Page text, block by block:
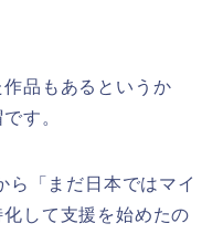
品もあるというか
す。
ら「まだ日本ではマイ
して支援を始めたの